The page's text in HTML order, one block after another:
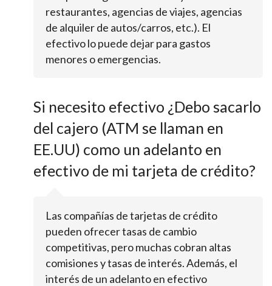
restaurantes, agencias de viajes, agencias
de alquiler de autos/carros, etc.). El
efectivo lo puede dejar para gastos
menores o emergencias.
Si necesito efectivo ¿Debo sacarlo
del cajero (ATM se llaman en
EE.UU) como un adelanto en
efectivo de mi tarjeta de crédito?
Las compañías de tarjetas de crédito
pueden ofrecer tasas de cambio
competitivas, pero muchas cobran altas
comisiones y tasas de interés. Además, el
interés de un adelanto en efectivo